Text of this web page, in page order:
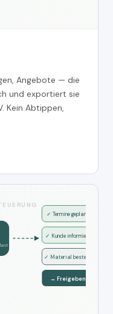
Angebote — die
und exportiert sie
Kein Abtippen,
✓ Termine geplant
✓ Kunde informiert
✓ Material bestellt
→ Freigeben